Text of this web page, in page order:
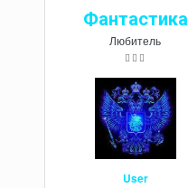
Фантастика
Любитель
User